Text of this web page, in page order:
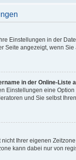
Einstellungen in der
Seite angezeigt, wenn
in der Online-Liste
Einstellungen eine
und Sie selbst
Ihrer eigenen
kann dabei nur von